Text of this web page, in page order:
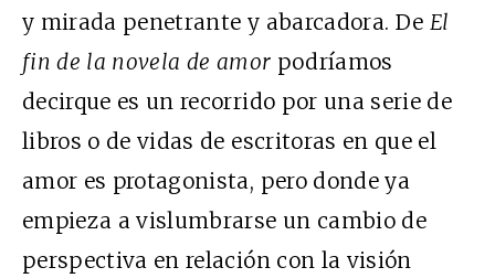
y mirada penetrante y abarcadora. De El
fin de la novela de amor podríamos
decirque es un recorrido por una serie de
libros o de vidas de escritoras en que el
amor es protagonista, pero donde ya
empieza a vislumbrarse un cambio de
perspectiva en relación con la visión